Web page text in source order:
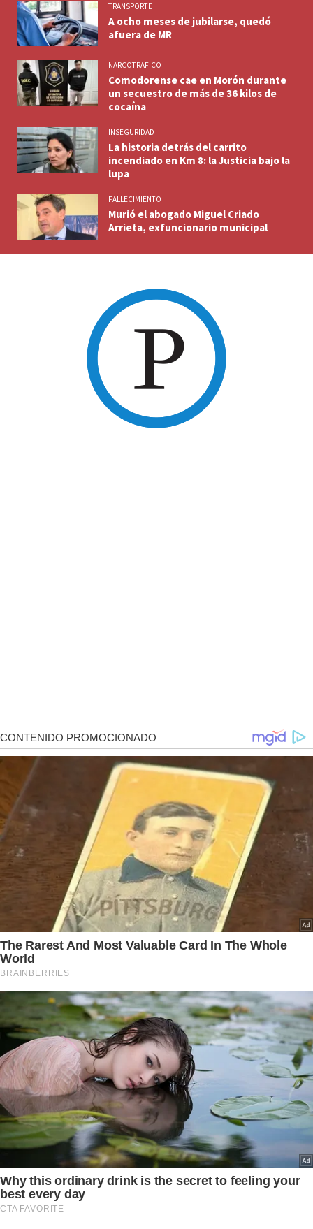
TRANSPORTE
A ocho meses de jubilarse, quedó
afuera de MR
NARCOTRAFICO
Comodorense cae en Morón durante
un secuestro de más de 36 kilos de
cocaína
INSEGURIDAD
La historia detrás del carrito
incendiado en Km 8: la Justicia bajo la
lupa
FALLECIMIENTO
Murió el abogado Miguel Criado
Arrieta, exfuncionario municipal